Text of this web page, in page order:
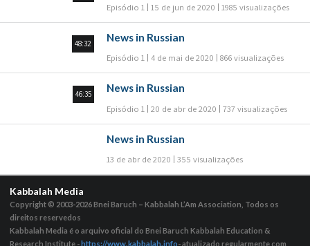
Episódio 1 15 de jun de 2020 1985 visualizações
48:32
News in Russian
Episódio 1 4 de mai de 2020 866 visualizações
46:35
News in Russian
Episódio 1 20 de abr de 2020 737 visualizações
News in Russian
13 de abr de 2020 355 visualizações
Kabbalah Media
Copyright © 2003-2026Bnei Baruch – Kabbalah L’Am Association, Todos os
direitos reservedos
Kabbalah Media é o arquivo oficial do Bnei Baruch Kabbalah Education &
Research Institute - https://www.kabbalah.info- atualizado regularmente com